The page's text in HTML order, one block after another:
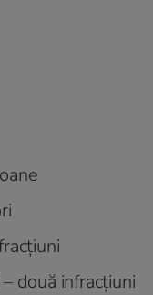
două infracţiuni